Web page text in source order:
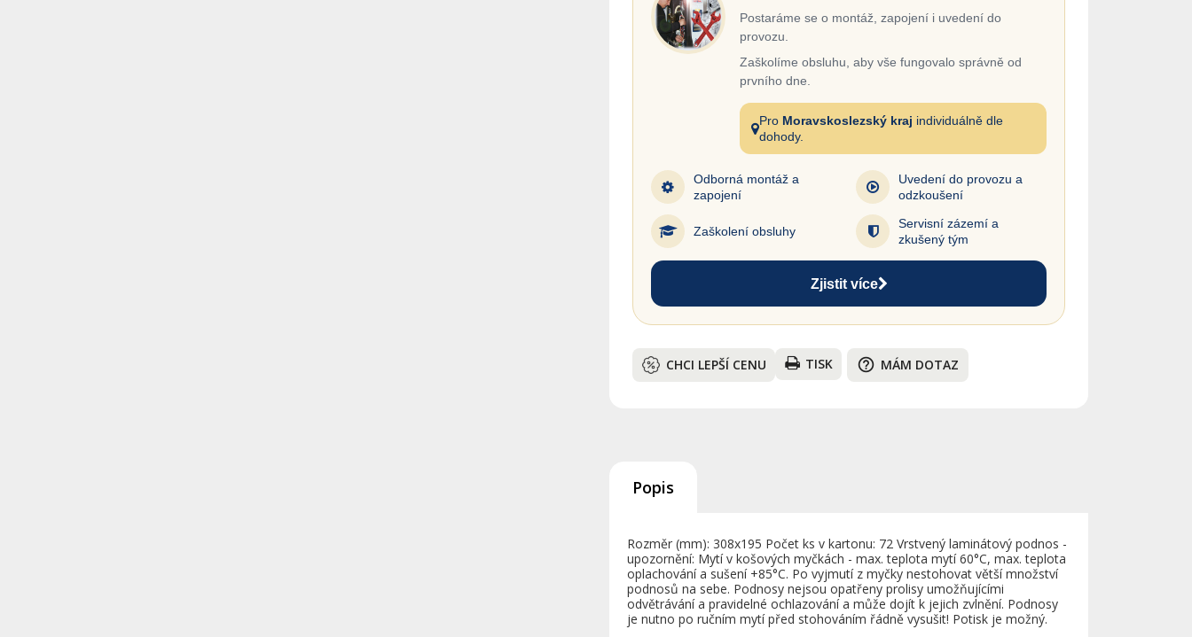
Postaráme se o montáž, zapojení i uvedení do
provozu.
Zaškolíme obsluhu, aby vše fungovalo správně od
prvního dne.
Pro Moravskoslezský kraj individuálně dle
dohody.
Odborná montáž a
zapojení
Uvedení do provozu a
odzkoušení
Zaškolení obsluhy
Servisní zázemí a
zkušený tým
Zjistit více
CHCI LEPŠÍ CENU TISK help_outline MÁM DOTAZ
Popis
Rozměr (mm): 308x195 Počet ks v kartonu: 72 Vrstvený laminátový podnos -
upozornění: Mytí v košových myčkách - max. teplota mytí 60°C, max. teplota
oplachování a sušení +85°C. Po vyjmutí z myčky nestohovat větší množství
podnosů na sebe. Podnosy nejsou opatřeny prolisy umožňujícími
odvětrávání a pravidelné ochlazování a může dojít k jejich zvlnění. Podnosy
je nutno po ručním mytí před stohováním řádně vysušit! Potisk je možný.